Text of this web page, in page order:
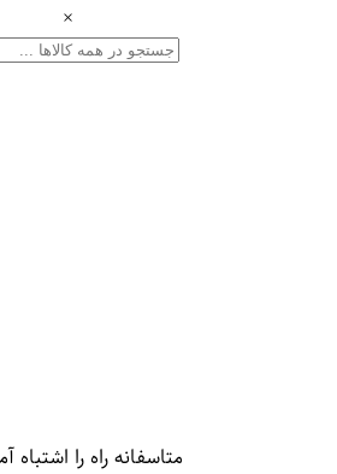
×
متاسفانه راه را اشتباه